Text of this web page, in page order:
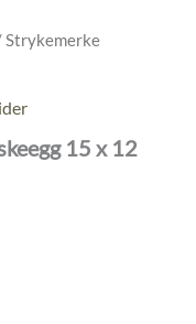
Strykemerke
15 x 12